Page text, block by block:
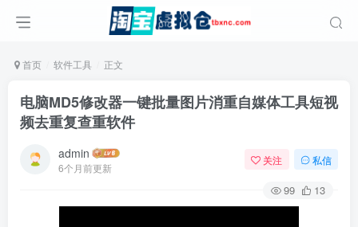
首页 软件工具 正文
电脑MD5修改器一键批量图片消重自媒体工具短视
频去重复查重软件
admin
6个月前更新
关注 私信
99 13